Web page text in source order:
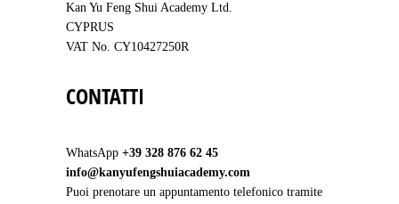
Kan Yu Feng Shui Academy Ltd.
CYPRUS
VAT No. CY10427250R
CONTATTI
WhatsApp +39 328 876 62 45
info@kanyufengshuiacademy.com
Puoi prenotare un appuntamento telefonico tramite